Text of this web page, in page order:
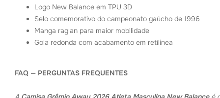
Logo New Balance em TPU 3D
Selo comemorativo do campeonato gaúcho de 1996
Manga raglan para maior mobilidade
Gola redonda com acabamento em retilínea
FAQ — PERGUNTAS FREQUENTES